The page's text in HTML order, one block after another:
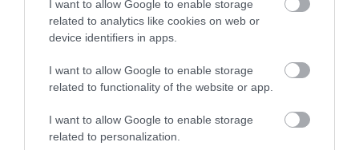
I want to allow Google to enable storage
related to analytics like cookies on web or
device identifiers in apps.
I want to allow Google to enable storage
related to functionality of the website or app.
I want to allow Google to enable storage
related to personalization.
A napraforgó Magyarország legnagyobb területen termesztett
olajos növénye, a modern hibrideknek köszönhetően pedig az
elmúlt években sokat javult a termelés hatékonysága. Ennek
MEZŐGAZDASÁG